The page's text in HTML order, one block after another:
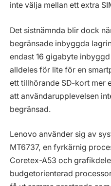
inte välja mellan ett extra
Det sistnämnda blir dock
begränsade inbyggda
endast 16 gigabyte
alldeles för lite för en
ett tillhörande SD-kort mer
att användarupplevelsen
begränsad.
Lenovo använder sig av
MT6737, en fyrkärnig
Coretex-A53 och
budgetorienterad